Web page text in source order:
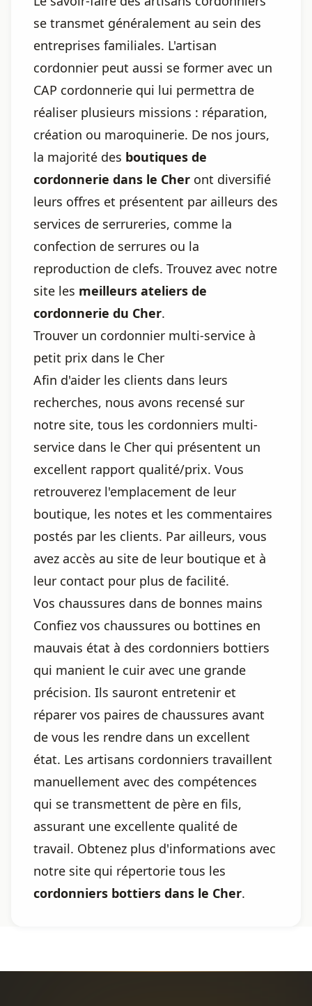
se transmet généralement au sein des
entreprises familiales. L'artisan
cordonnier peut aussi se former avec un
CAP cordonnerie qui lui permettra de
réaliser plusieurs missions : réparation,
création ou maroquinerie. De nos jours,
la majorité des boutiques de
cordonnerie dans le Cher ont diversifié
leurs offres et présentent par ailleurs des
services de serrureries, comme la
confection de serrures ou la
reproduction de clefs. Trouvez avec notre
site les meilleurs ateliers de
cordonnerie du Cher.
Trouver un cordonnier multi-service à
petit prix dans le Cher
Afin d'aider les clients dans leurs
recherches, nous avons recensé sur
notre site, tous les cordonniers multi-
service dans le Cher qui présentent un
excellent rapport qualité/prix. Vous
retrouverez l'emplacement de leur
boutique, les notes et les commentaires
postés par les clients. Par ailleurs, vous
avez accès au site de leur boutique et à
leur contact pour plus de facilité.
Vos chaussures dans de bonnes mains
Confiez vos chaussures ou bottines en
mauvais état à des cordonniers bottiers
qui manient le cuir avec une grande
précision. Ils sauront entretenir et
réparer vos paires de chaussures avant
de vous les rendre dans un excellent
état. Les artisans cordonniers travaillent
manuellement avec des compétences
qui se transmettent de père en fils,
assurant une excellente qualité de
travail. Obtenez plus d'informations avec
notre site qui répertorie tous les
cordonniers bottiers dans le Cher.